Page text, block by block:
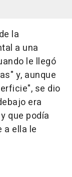
la
a una
le llegó
y, aunque
se dio
era
que podía
a ella le